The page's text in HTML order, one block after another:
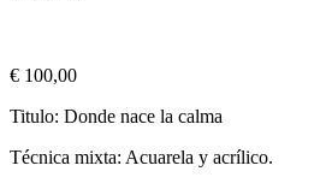
€ 100,00
Titulo: Donde nace la calma
Técnica mixta: Acuarela y acrílico.